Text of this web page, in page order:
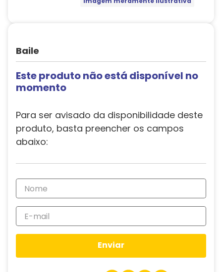
Baile
Este produto não está disponível no
momento
Para ser avisado da disponibilidade deste
produto, basta preencher os campos
abaixo:
Enviar